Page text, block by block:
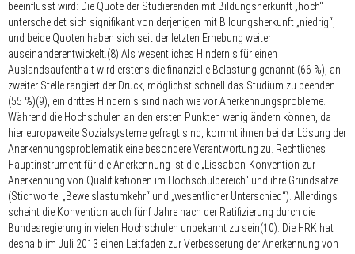
beeinflusst wird: Die Quote der Studierenden mit Bildungsherkunft „hoch“
unterscheidet sich signifikant von derjenigen mit Bildungsherkunft „niedrig“,
und beide Quoten haben sich seit der letzten Erhebung weiter
auseinanderentwickelt.(8) Als wesentliches Hindernis für einen
Auslandsaufenthalt wird erstens die finanzielle Belastung genannt (66 %), an
zweiter Stelle rangiert der Druck, möglichst schnell das Studium zu beenden
(55 %)(9), ein drittes Hindernis sind nach wie vor Anerkennungsprobleme.
Während die Hochschulen an den ersten Punkten wenig ändern können, da
hier europaweite Sozialsysteme gefragt sind, kommt ihnen bei der Lösung der
Anerkennungsproblematik eine besondere Verantwortung zu. Rechtliches
Hauptinstrument für die Anerkennung ist die „Lissabon-Konvention zur
Anerkennung von Qualifikationen im Hochschulbereich“ und ihre Grundsätze
(Stichworte: „Beweislastumkehr“ und „wesentlicher Unterschied“). Allerdings
scheint die Konvention auch fünf Jahre nach der Ratifizierung durch die
Bundesregierung in vielen Hochschulen unbekannt zu sein(10). Die HRK hat
deshalb im Juli 2013 einen Leitfaden zur Verbesserung der Anerkennung von